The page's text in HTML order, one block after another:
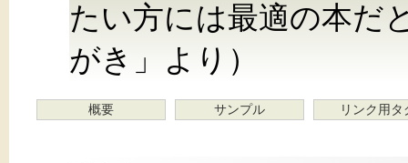
たい方には最適の本だ
がき」より）
概要 サンプル リンク用タ